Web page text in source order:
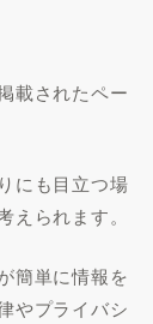
載されたペー
にも目立つ場
られます。
簡単に情報を
やプライバシ